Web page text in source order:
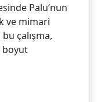
Palu’nun
ve mimari
çalışma,
boyut